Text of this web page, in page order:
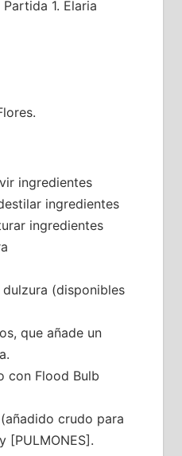
ingredientes
ingredientes
ingredientes
(disponibles
que añade un
con Flood Bulb
crudo para
[PULMONES].